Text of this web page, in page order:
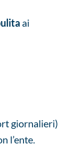
ai
giornalieri)
l’ente.